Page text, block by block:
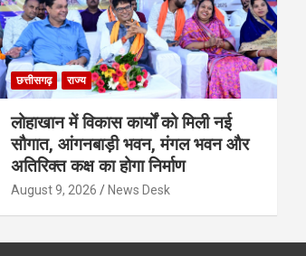
छत्तीसगढ़ राज्य
लोहाखान में विकास कार्यों को मिली नई
सौगात, आंगनबाड़ी भवन, मंगल भवन और
अतिरिक्त कक्ष का होगा निर्माण
August 9, 2026 News Desk